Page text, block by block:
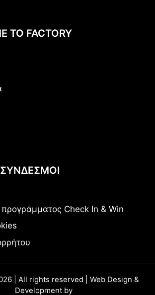
ΤΟ FACTORY
Check In & Win
| All rights reserved | Web Design &
Development by